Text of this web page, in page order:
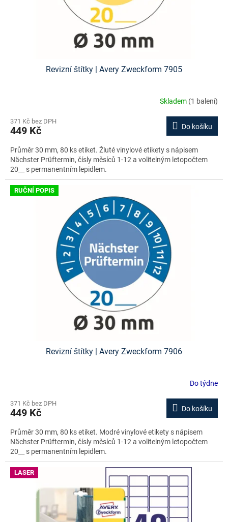
Revizní štítky | Avery Zweckform 7905
Skladem (1 balení)
371 Kč bez DPH
449 Kč Do košíku
Průměr 30 mm, 80 ks etiket. Žluté vinylové etikety s nápisem
Nächster Prüftermin, čísly měsíců 1-12 a volitelným letopočtem
20__ s permanentním lepidlem.
RUČNÍ POPIS
Revizní štítky | Avery Zweckform 7906
Do týdne
371 Kč bez DPH
449 Kč Do košíku
Průměr 30 mm, 80 ks etiket. Modré vinylové etikety s nápisem
Nächster Prüftermin, čísly měsíců 1-12 a volitelným letopočtem
20__ s permanentním lepidlem.
LASER